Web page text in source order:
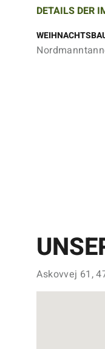
DETAILS DER
Askovvej 61,